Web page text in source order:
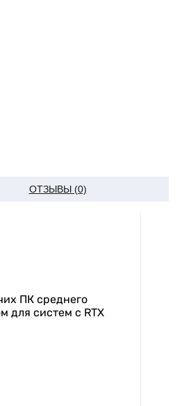
ОТЗЫВЫ (0)
ПК среднего
для систем с RTX